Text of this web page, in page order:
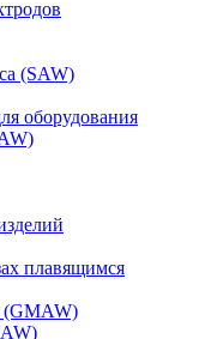
(SAW)
оборудования
плавящимся
(GMAW)